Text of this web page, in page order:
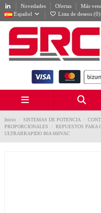
Novedades Ofertas
Más
Español
Lista de deseos (0)
Inicio SISTEMAS DE POTENCIA
PROPORCIONALES
REPUESTOS PARA
ULTRARRAPIDO 80A 660VAC